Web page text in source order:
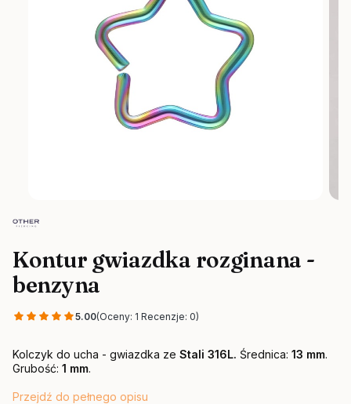
Kontur gwiazdka rozginana -
benzyna
5.00(Oceny: 1 Recenzje: 0)
Kolczyk do ucha - gwiazdka ze Stali 316L. Średnica: 13 mm.
Grubość: 1 mm.
Przejdź do pełnego opisu